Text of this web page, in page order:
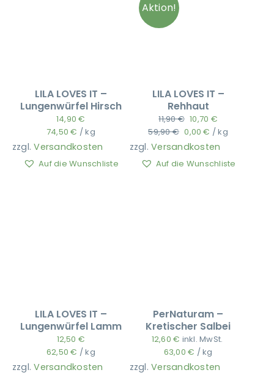
LILA LOVES IT –
Lungenwürfel Hirsch
14,90€
74,50€ /kg
zzgl.Versandkosten
Auf die Wunschliste
Aktion!
LILA LOVES IT –
Rehhaut
11,90€ 10,70 €
59,90€ Ursprünglicher
Preis
59,90 €
0,00€ Aktueller
Preis
0,00 €.
/kg
zzgl.Versandkosten
Auf die Wunschliste
LILA LOVES IT –
Lungenwürfel Lamm
12,50 €
62,50€ /kg
zzgl.Versandkosten
PerNaturam –
Kretischer Salbei
12,60€ inkl. MwSt.
63,00€ /kg
zzgl.Versandkosten